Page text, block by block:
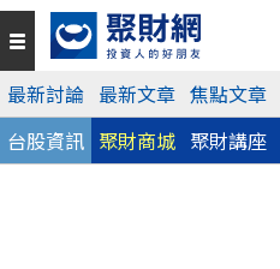
最新討論 最新文章 焦點文章
台股資訊 聚財商城 聚財講座